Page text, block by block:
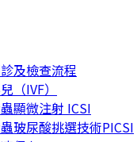
及檢查流程
（IVF）
顯微注射 ICSI
玻尿酸挑選技術PICSI